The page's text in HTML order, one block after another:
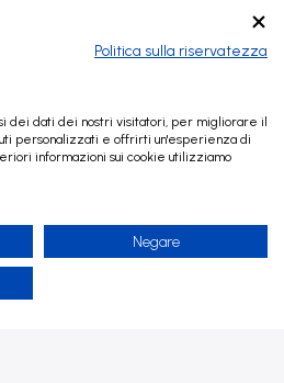
Politica sulla riservatezza
dei dati dei nostri visitatori, per migliorare il
personalizzati e offrirti un'esperienza di
informazioni sui cookie utilizziamo
Negare